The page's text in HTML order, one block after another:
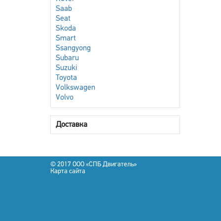
Saab
Seat
Skoda
Smart
Ssangyong
Subaru
Suzuki
Toyota
Volkswagen
Volvo
Доставка
© 2017 OOO «СПБ Двигатель»
Карта сайта